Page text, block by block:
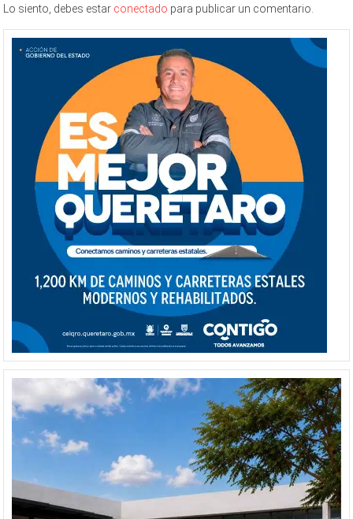
Lo siento, debes estar conectado para publicar un comentario.